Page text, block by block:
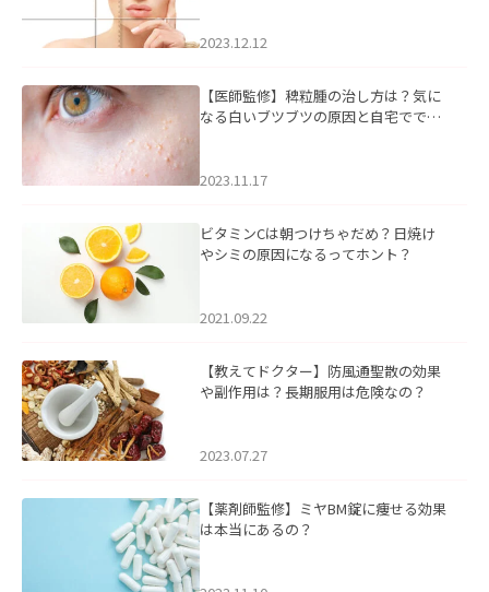
2023.12.12
【医師監修】稗粒腫の治し方は？気に
なる白いブツブツの原因と自宅ででき
2023.11.17
ビタミンCは朝つけちゃだめ？日焼け
やシミの原因になるってホント？
2021.09.22
【教えてドクター】防風通聖散の効果
や副作用は？長期服用は危険なの？
2023.07.27
【薬剤師監修】ミヤBM錠に痩せる効果
は本当にあるの？